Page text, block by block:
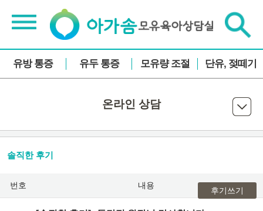
유방 통증 유두 통증 모유량 조절 단유, 젖떼기
온라인 상담
솔직한 후기
번호 내용
후기쓰기